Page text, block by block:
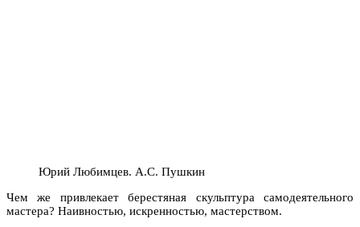
Юрий Любимцев. А.С. Пушкин
Чем же привлекает берестяная скульптура самодеятельного
мастера? Наивностью, искренностью, мастерством.